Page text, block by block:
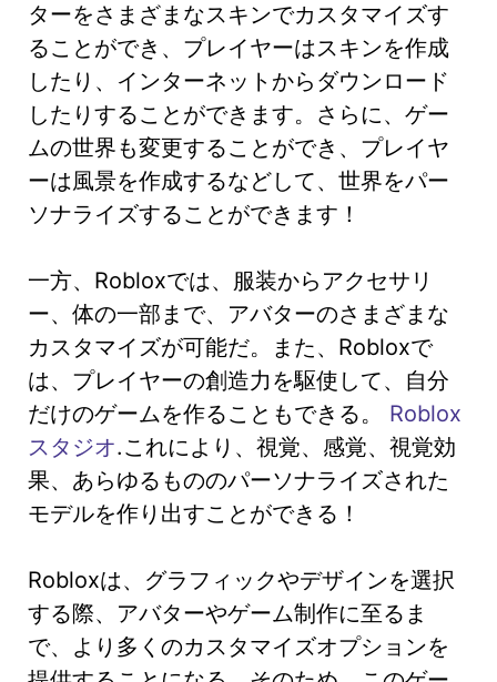
ターをさまざまなスキンでカスタマイズす
ることができ、プレイヤーはスキンを作成
したり、インターネットからダウンロード
したりすることができます。さらに、ゲー
ムの世界も変更することができ、プレイヤ
ーは風景を作成するなどして、世界をパー
ソナライズすることができます！
一方、Robloxでは、服装からアクセサリ
ー、体の一部まで、アバターのさまざまな
カスタマイズが可能だ。また、Robloxで
は、プレイヤーの創造力を駆使して、自分
だけのゲームを作ることもできる。 Roblox
スタジオ.これにより、視覚、感覚、視覚効
果、あらゆるもののパーソナライズされた
モデルを作り出すことができる！
Robloxは、グラフィックやデザインを選択
する際、アバターやゲーム制作に至るま
で、より多くのカスタマイズオプションを